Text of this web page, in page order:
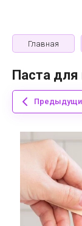
Главная
Паста для